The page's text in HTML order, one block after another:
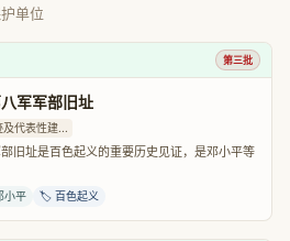
单位
第三批
军军部旧址
代表性建...
旧址是百色起义的重要历史见证，是邓小平等
平 🏷️ 百色起义